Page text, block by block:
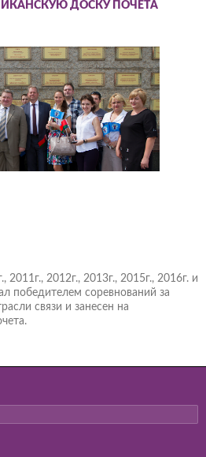
ДОСКУ ПОЧЁТА
2011г., 2012г., 2013г., 2015г., 2016г. и
победителем соревнований за
связи и занесен на